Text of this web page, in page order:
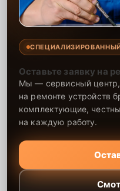
СПЕЦИАЛИЗИРОВАННЫЙ
Оставьте заявку на
Мы — сервисный центр,
на ремонте устройств
комплектующие,
на каждую работу.